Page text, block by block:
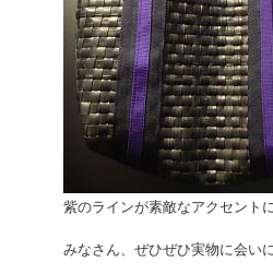
紫のラインが素敵なアクセント
みなさん、ぜひぜひ実物に会い